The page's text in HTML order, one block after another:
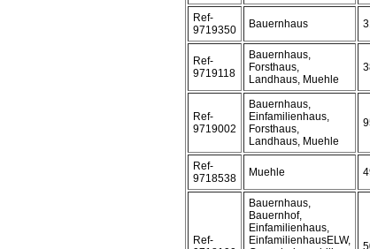
Ref-
9719350
Bauernhaus
Ref-
9719118
Bauernhaus,
Forsthaus,
Landhaus, Muehle
Ref-
9719002
Bauernhaus,
Einfamilienhaus,
Forsthaus,
Landhaus, Muehle
Ref-
9718538
Muehle
Ref-
Bauernhaus,
Bauernhof,
Einfamilienhaus,
EinfamilienhausELW,